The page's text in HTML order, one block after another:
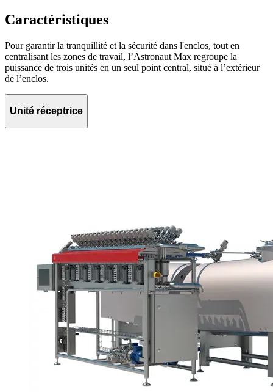
Caractéristiques
Pour garantir la tranquillité et la sécurité dans l'enclos, tout en
centralisant les zones de travail, l’Astronaut Max regroupe la
puissance de trois unités en un seul point central, situé à l’extérieur
de l’enclos.
Unité réceptrice